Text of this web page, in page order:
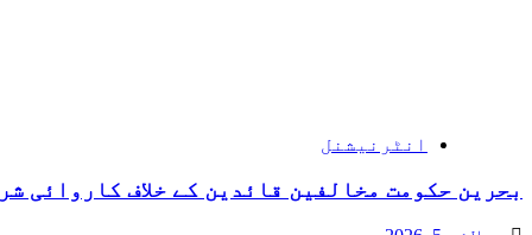
انٹرنیشنل
بحرین حکومت مخالفین قائدین کے خلاف کاروائی